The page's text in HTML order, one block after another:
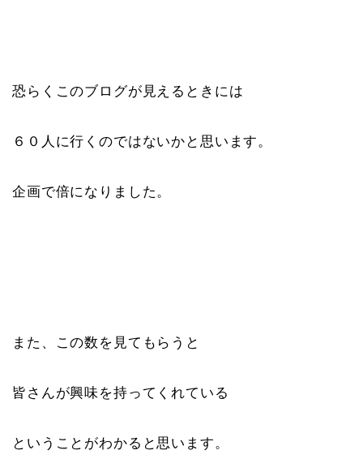
恐らくこのブログが見えるときには
６０人に行くのではないかと思います。
企画で倍になりました。
また、この数を見てもらうと
皆さんが興味を持ってくれている
ということがわかると思います。